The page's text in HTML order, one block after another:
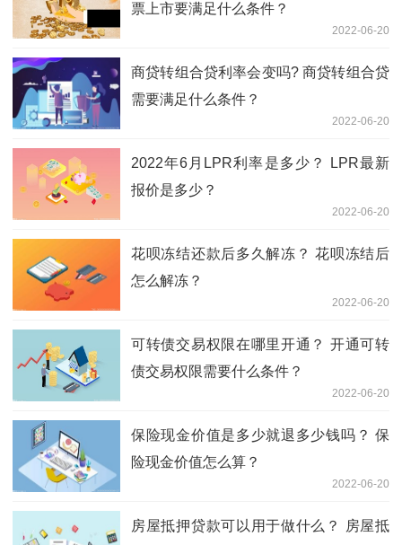
票上市要满足什么条件？
2022-06-20
商贷转组合贷利率会变吗? 商贷转组合贷
需要满足什么条件？
2022-06-20
2022年6月LPR利率是多少？ LPR最新
报价是多少？
2022-06-20
花呗冻结还款后多久解冻？ 花呗冻结后
怎么解冻？
2022-06-20
可转债交易权限在哪里开通？ 开通可转
债交易权限需要什么条件？
2022-06-20
保险现金价值是多少就退多少钱吗？ 保
险现金价值怎么算？
2022-06-20
房屋抵押贷款可以用于做什么？ 房屋抵